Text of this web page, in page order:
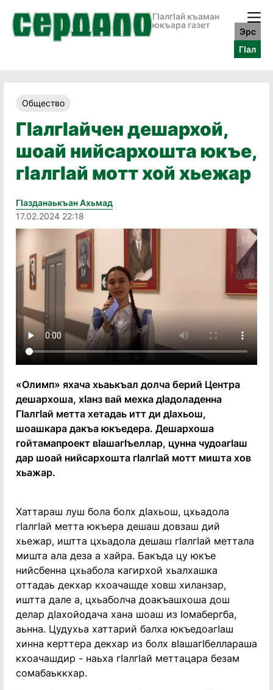
ГӀалгӀай къаман
юкъара газет
Эрс
ГӀал
Общество
ГӀалгӀайчен дешархой,
шоай нийсархошта юкъе,
гӀалгӀай мотт хой хьежар
Гӏазданаькъан Ахьмад
17.02.2024 22:18
«Олимп» яхача хьаькъал долча берий Центра
дешархоша, хӀанз вай мехка дӀадоладенна
ГӀалгӀай метта хетадаь итт ди дӀахьош,
шоашкара дакъа юкъедера. Дешархоша
гойтамапроект вӀашагӀъеллар, цунна чудоагӀаш
дар шоай нийсархошта гӀалгӀай мотт мишта хов
хьажар.
Хаттараш луш бола болх дӀахьош, цхьадола
гӀалгӀай метта юкъера дешаш довзаш дий
хьежар, иштта цхьадола дешаш гӀалгӀай меттала
мишта ала деза а хайра. Бакъда цу юкъе
нийсбенна цхьабола кагирхой хьалхашка
оттадаь декхар кхоачашде ховш хиланзар,
иштта дале а, цхьаболча доакъашхоша дош
делар дӀахойодача хана шоаш из Ӏомабергба,
аьнна. Цудухьа хаттарий балха юкъедоагӀаш
хинна керттера декхар из болх вӀашагӀбеллараша
кхоачашдир - наьха гӀалгӀай меттацара безам
сомабаьккхар.